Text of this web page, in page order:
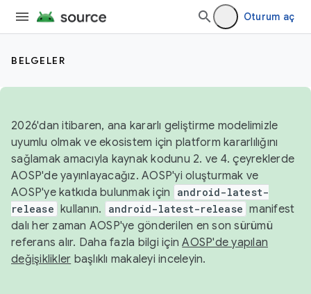
Oturum aç
BELGELER
2026'dan itibaren, ana kararlı geliştirme modelimizle
uyumlu olmak ve ekosistem için platform kararlılığını
sağlamak amacıyla kaynak kodunu 2. ve 4. çeyreklerde
AOSP'de yayınlayacağız. AOSP'yi oluşturmak ve
AOSP'ye katkıda bulunmak için
android-latest-
release kullanın. android-latest-release manifest
dalı her zaman AOSP'ye gönderilen en son sürümü
referans alır. Daha fazla bilgi içinAOSP'de yapılan
değişiklikler başlıklı makaleyi inceleyin.